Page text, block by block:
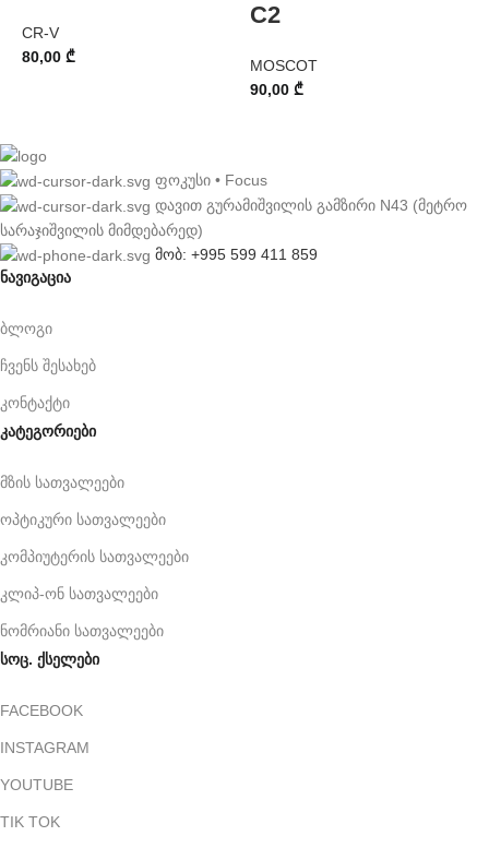
CR-V
80,00 ₾
C2
MOSCOT
90,00 ₾
ფოკუსი • Focus
დავით გურამიშვილის გამზირი N43 (მეტრო
სარაჯიშვილის მიმდებარედ)
მობ: +995 599 411 859
ნავიგაცია
ბლოგი
ჩვენს შესახებ
კონტაქტი
კატეგორიები
მზის სათვალეები
ოპტიკური სათვალეები
კომპიუტერის სათვალეები
კლიპ-ონ სათვალეები
ნომრიანი სათვალეები
სოც. ქსელები
FACEBOOK
INSTAGRAM
YOUTUBE
TIK TOK